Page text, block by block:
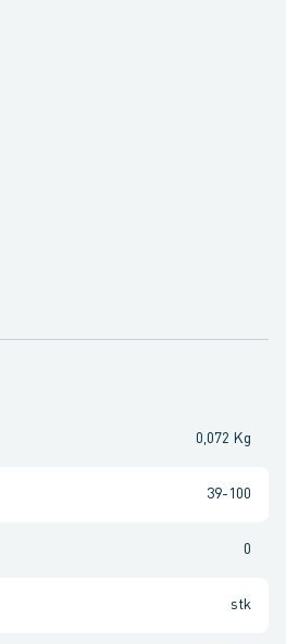
0,072 Kg
39-100
0
stk